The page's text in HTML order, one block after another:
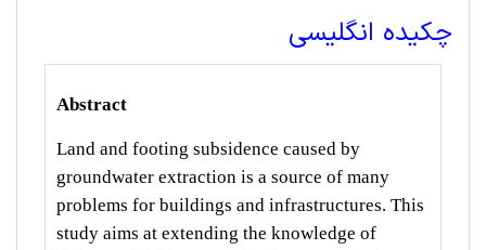
چکیده انگلیسی
Abstract
Land and footing subsidence caused by
groundwater extraction is a source of many
problems for buildings and infrastructures. This
study aims at extending the knowledge of